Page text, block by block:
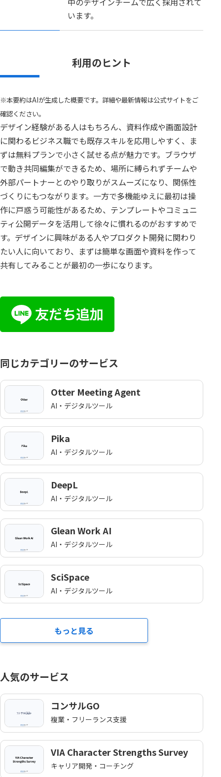
います。
利用のヒント
※本要約はAIが生成した概要です。詳細や最新情報は公式サイトをご
確認ください。
デザイン経験がある人はもちろん、資料作成や画面設計
に関わるビジネス職でも既存スキルを応用しやすく、ま
ずは無料プランで小さく試せる点が魅力です。ブラウザ
で動き共同編集ができるため、場所に縛られずチームや
外部パートナーとのやり取りがスムーズになり、関係性
づくりにもつながります。一方で多機能ゆえに最初は操
作に戸惑う可能性があるため、テンプレートやコミュニ
ティ公開データを活用して徐々に慣れるのがおすすめで
す。デザインに興味がある人やプロダクト開発に関わり
たい人に向いており、まずは簡単な画面や資料を作って
共有してみることが最初の一歩になります。
同じカテゴリーのサービス
Otter Meeting Agent
AI・デジタルツール
Pika
AI・デジタルツール
DeepL
AI・デジタルツール
Glean Work AI
AI・デジタルツール
SciSpace
AI・デジタルツール
もっと見る
人気のサービス
コンサルGO
複業・フリーランス支援
VIA Character Strengths Survey
キャリア開発・コーチング